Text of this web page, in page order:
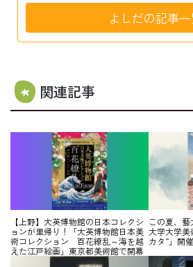
よしだの記事
関連記事
【上野】大英博物館の日本コレクシ
ョンが里帰り！「大英博物館日本美
術コレクション 百花繚乱～海を越
えた江戸絵画」東京都美術館で開幕
この夏、
大学大学美
カタ”」開催